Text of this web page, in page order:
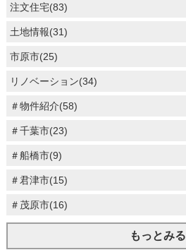
注文住宅(83)
土地情報(31)
市原市(25)
リノベーション(34)
＃物件紹介(58)
＃千葉市(23)
＃船橋市(9)
＃君津市(15)
＃茂原市(16)
もっとみる